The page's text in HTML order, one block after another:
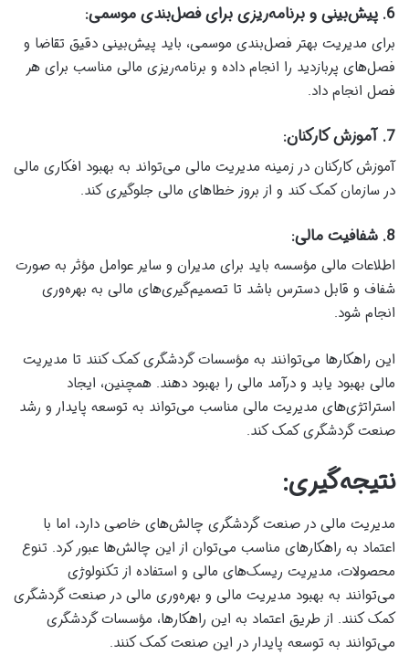
6. پیش‌بینی و برنامه‌ریزی برای فصل‌بندی موسمی:
برای مدیریت بهتر فصل‌بندی موسمی، باید پیش‌بینی دقیق تقاضا و
فصل‌های پربازدید را انجام داده و برنامه‌ریزی مالی مناسب برای هر
فصل انجام داد.
7. آموزش کارکنان:
آموزش کارکنان در زمینه مدیریت مالی می‌تواند به بهبود افکاری مالی
در سازمان کمک کند و از بروز خطاهای مالی جلوگیری کند.
8. شفافیت مالی:
اطلاعات مالی مؤسسه باید برای مدیران و سایر عوامل مؤثر به صورت
شفاف و قابل دسترس باشد تا تصمیم‌گیری‌های مالی به بهره‌وری
انجام شود.
این راهکارها می‌توانند به مؤسسات گردشگری کمک کنند تا مدیریت
مالی بهبود یابد و درآمد مالی را بهبود دهند. همچنین، ایجاد
استراتژی‌های مدیریت مالی مناسب می‌تواند به توسعه پایدار و رشد
صنعت گردشگری کمک کند.
نتیجه‌گیری:
مدیریت مالی در صنعت گردشگری چالش‌های خاصی دارد، اما با
اعتماد به راهکارهای مناسب می‌توان از این چالش‌ها عبور کرد. تنوع
محصولات، مدیریت ریسک‌های مالی و استفاده از تکنولوژی
می‌توانند به بهبود مدیریت مالی و بهره‌وری مالی در صنعت گردشگری
کمک کنند. از طریق اعتماد به این راهکارها، مؤسسات گردشگری
می‌توانند به توسعه پایدار در این صنعت کمک کنند.